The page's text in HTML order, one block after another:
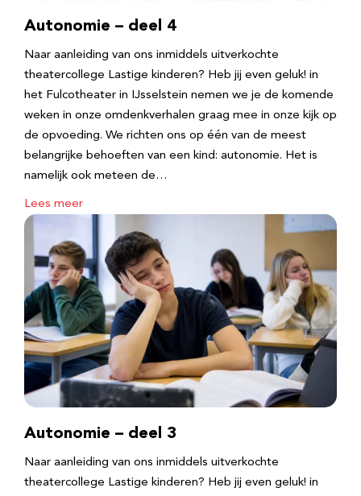
Autonomie – deel 4
Naar aanleiding van ons inmiddels uitverkochte
theatercollege Lastige kinderen? Heb jij even geluk! in
het Fulcotheater in IJsselstein nemen we je de komende
weken in onze omdenkverhalen graag mee in onze kijk op
de opvoeding. We richten ons op één van de meest
belangrijke behoeften van een kind: autonomie. Het is
namelijk ook meteen de…
Lees meer
Autonomie – deel 3
Naar aanleiding van ons inmiddels uitverkochte
theatercollege Lastige kinderen? Heb jij even geluk! in